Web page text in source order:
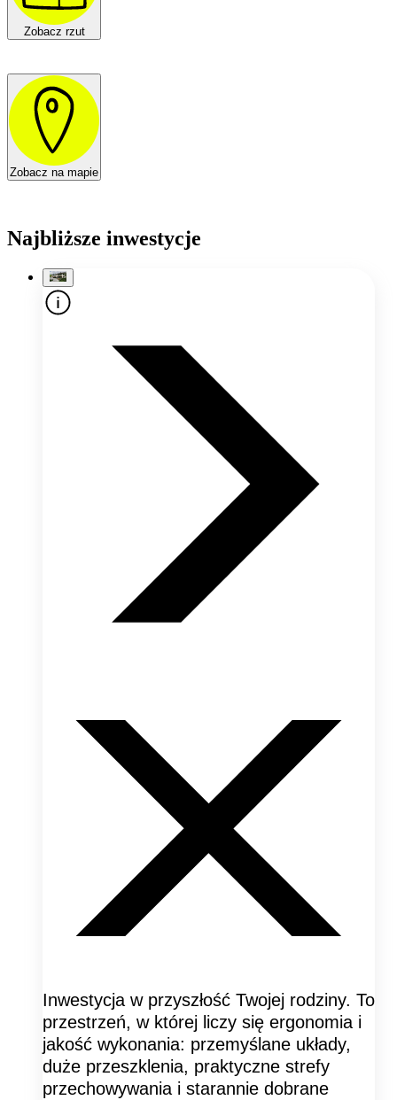
Zobacz rzut
Zobacz na mapie
Najbliższe inwestycje
Inwestycja w przyszłość Twojej rodziny. To
przestrzeń, w której liczy się ergonomia i
jakość wykonania: przemyślane układy,
duże przeszklenia, praktyczne strefy
przechowywania i starannie dobrane